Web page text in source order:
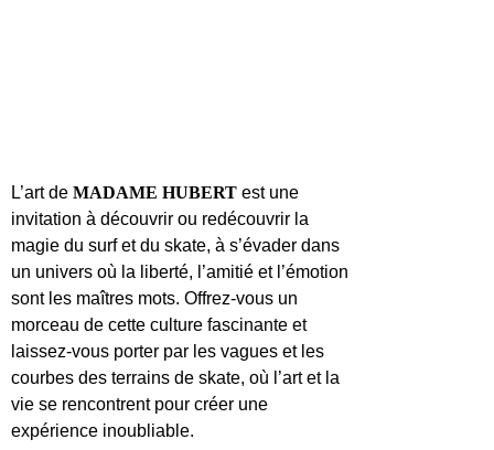
L’art de MADAME HUBERT est une
invitation à découvrir ou redécouvrir la
magie du surf et du skate, à s’évader dans
un univers où la liberté, l’amitié et l’émotion
sont les maîtres mots. Offrez-vous un
morceau de cette culture fascinante et
laissez-vous porter par les vagues et les
courbes des terrains de skate, où l’art et la
vie se rencontrent pour créer une
expérience inoubliable.